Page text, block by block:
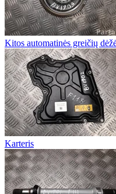
Kitos automatinės greičių
Karteris